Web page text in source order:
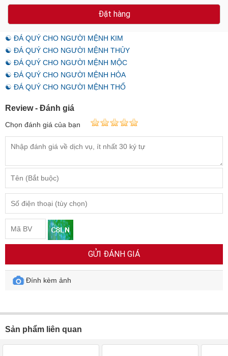
Đặt hàng
☯ ĐÁ QUÝ CHO NGƯỜI MỆNH KIM
☯ ĐÁ QUÝ CHO NGƯỜI MỆNH THỦY
☯ ĐÁ QUÝ CHO NGƯỜI MỆNH MỘC
☯ ĐÁ QUÝ CHO NGƯỜI MỆNH HỎA
☯ ĐÁ QUÝ CHO NGƯỜI MỆNH THỔ
Review - Đánh giá
Chọn đánh giá của bạn
GỬI ĐÁNH GIÁ
Đính kèm ảnh
Sản phẩm liên quan